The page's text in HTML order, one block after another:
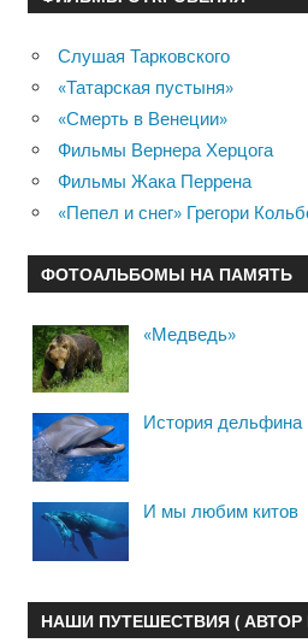
Слушая Тарковского
«Татарская пустыня»
«Смерть в Венеции»
Фильмы Вернера Херцога
Фильмы Жака Перрена
«Пепел и снег» Грегори
ФОТОАЛЬБОМЫ НА ПАМЯТЬ
«Медведь»
История дельфина
И мы любим китов
НАШИ ПУТЕШЕСТВИЯ ( АВТОР